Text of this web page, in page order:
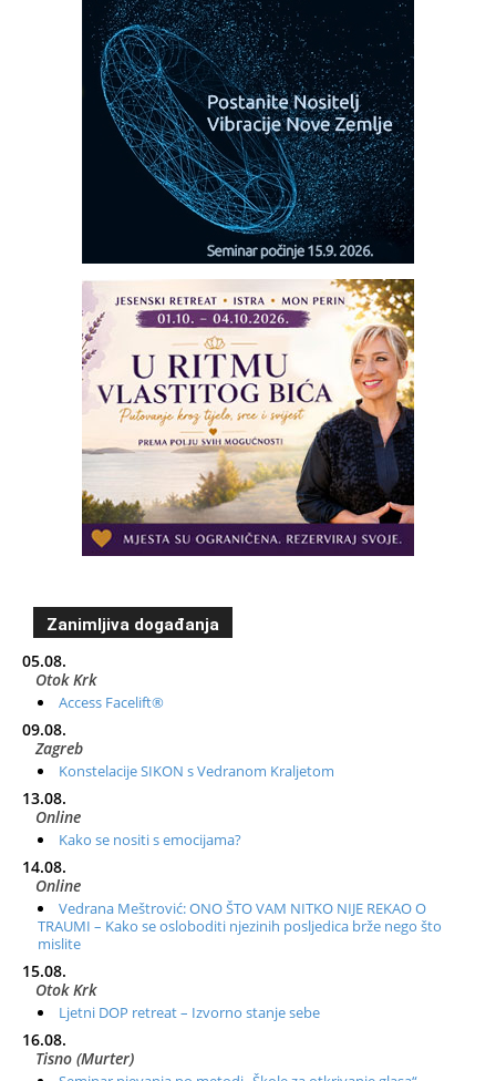
Zanimljiva događanja
05.08.
Otok Krk
Access Facelift®
09.08.
Zagreb
Konstelacije SIKON s Vedranom Kraljetom
13.08.
Online
Kako se nositi s emocijama?
14.08.
Online
Vedrana Meštrović: ONO ŠTO VAM NITKO NIJE REKAO O
TRAUMI – Kako se osloboditi njezinih posljedica brže nego što
mislite
15.08.
Otok Krk
Ljetni DOP retreat – Izvorno stanje sebe
16.08.
Tisno (Murter)